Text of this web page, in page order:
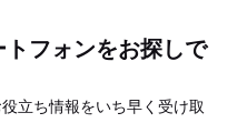
フォンをお探しで
立ち情報をいち早く受け取